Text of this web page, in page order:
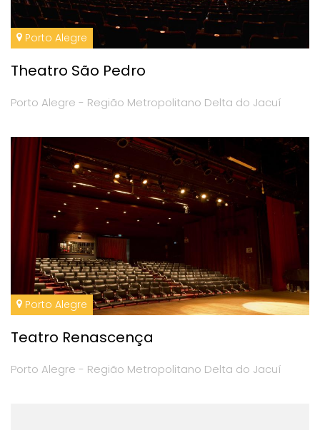
Porto Alegre
Theatro São Pedro
Porto Alegre - Região Metropolitano Delta do Jacuí
Porto Alegre
Teatro Renascença
Porto Alegre - Região Metropolitano Delta do Jacuí